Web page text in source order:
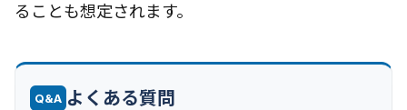
ることも想定されます。
Q&A よくある質問